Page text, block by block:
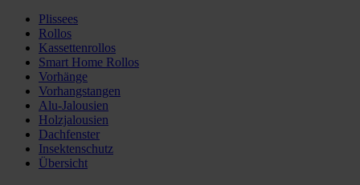
Plissees
Rollos
Kassettenrollos
Smart Home Rollos
Vorhänge
Vorhangstangen
Alu-Jalousien
Holzjalousien
Dachfenster
Insektenschutz
Übersicht